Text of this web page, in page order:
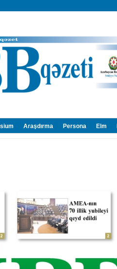
Araşdırma Persona Elm